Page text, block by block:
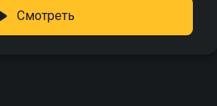
Смотреть